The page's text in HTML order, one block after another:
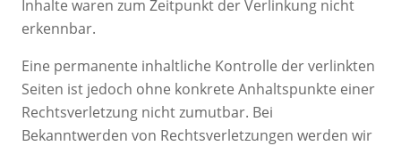
Inhalte waren zum Zeitpunkt der Verlinkung nicht
erkennbar.
Eine permanente inhaltliche Kontrolle der verlinkten
Seiten ist jedoch ohne konkrete Anhaltspunkte einer
Rechtsverletzung nicht zumutbar. Bei
Bekanntwerden von Rechtsverletzungen werden wir